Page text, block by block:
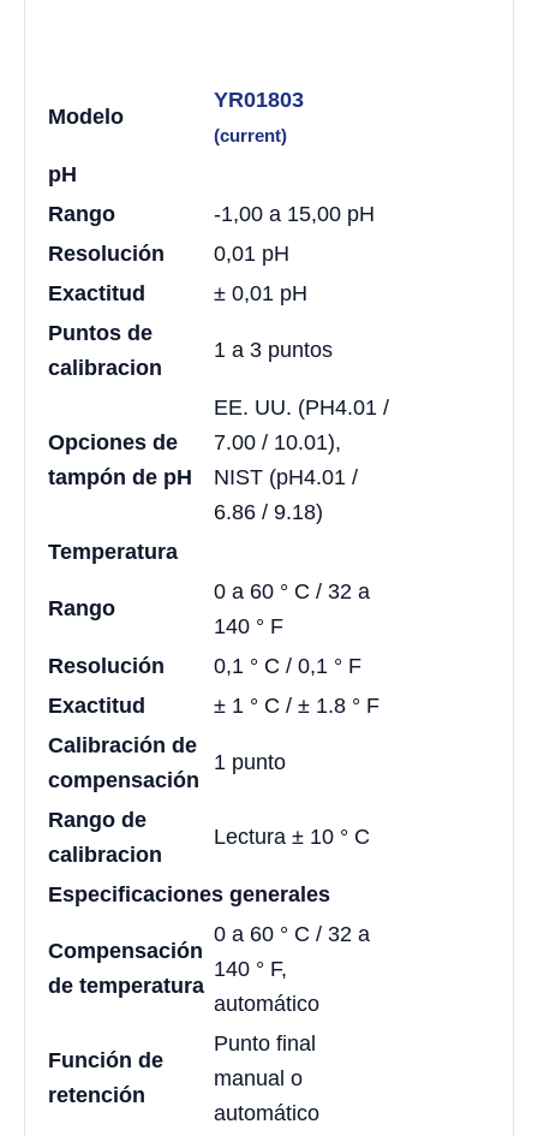
Modelo
YR01803
(current)
pH
Rango
-1,00 a 15,00 pH
Resolución
0,01 pH
Exactitud
± 0,01 pH
Puntos de
calibracion
1 a 3 puntos
Opciones de
tampón de pH
EE. UU. (PH4.01 /
7.00 / 10.01),
NIST (pH4.01 /
6.86 / 9.18)
Temperatura
Rango
0 a 60 ° C / 32 a
140 ° F
Resolución
0,1 ° C / 0,1 ° F
Exactitud
± 1 ° C / ± 1.8 ° F
Calibración de
compensación
1 punto
Rango de
calibracion
Lectura ± 10 ° C
Especificaciones generales
Compensación
de temperatura
0 a 60 ° C / 32 a
140 ° F,
automático
Función de
retención
Punto final
manual o
automático